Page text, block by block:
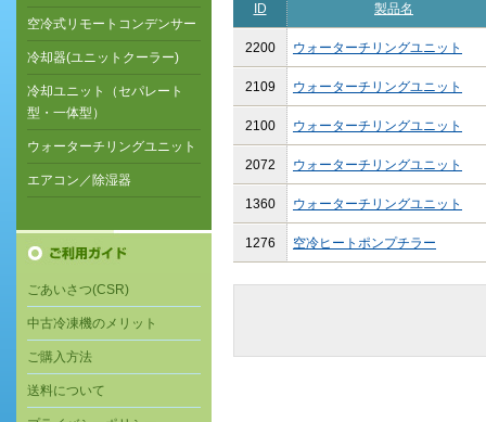
ID 製品名
2200 ウォーターチリングユニット
2109 ウォーターチリングユニット
2100 ウォーターチリングユニット
2072 ウォーターチリングユニット
1360 ウォーターチリングユニット
1276 空冷ヒートポンプチラー
空冷式リモートコンデンサー
冷却器(ユニットクーラー)
冷却ユニット（セパレート
型・一体型）
ウォーターチリングユニット
エアコン／除湿器
ごあいさつ(CSR)
中古冷凍機のメリット
ご購入方法
送料について